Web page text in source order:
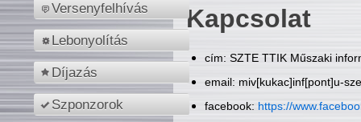
Versenyfelhívás
Lebonyolítás
Díjazás
Szponzorok
Kapcsolat
cím: SZTE TTIK Műszaki
email: miv[kukac]inf[pont]u-
facebook: https://